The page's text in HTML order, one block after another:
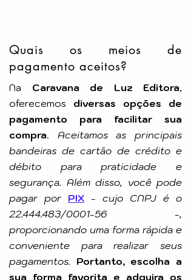
Editora:
Quais os meios de
pagamento aceitos?
Na Caravana de Luz Editora,
oferecemos diversas opções de
pagamento para facilitar sua
compra. Aceitamos as principais
bandeiras de cartão de crédito e
débito para praticidade e
segurança. Além disso, você pode
pagar por PIX - cujo CNPJ é o
22.444.483/0001-56 -,
proporcionando uma forma rápida e
conveniente para realizar seus
pagamentos. Portanto, escolha a
sua forma favorita e adquira os